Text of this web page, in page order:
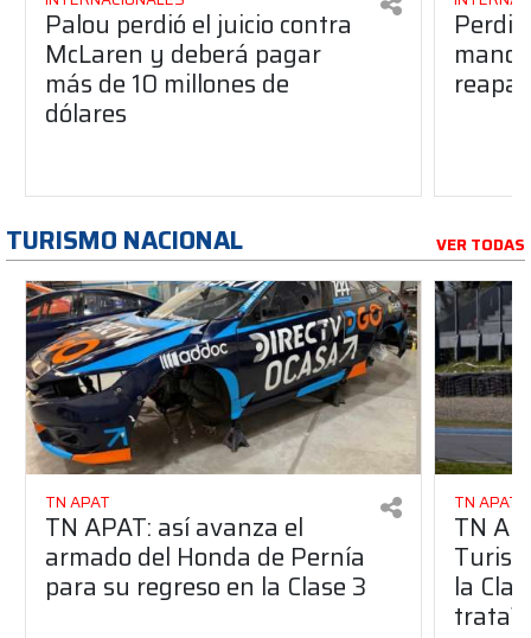
Palou perdió el juicio contra
McLaren y deberá pagar
más de 10 millones de
dólares
TURISMO NACIONAL VER TODAS
TN APAT
TN APAT: así avanza el
armado del Honda de Pernía
para su regreso en la Clase 3
TN APAT
TN
la
trata?